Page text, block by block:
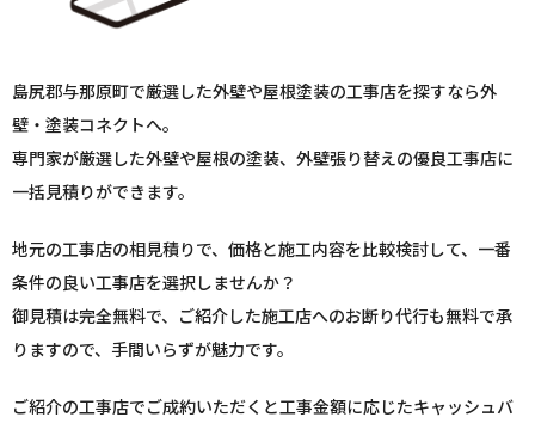
島尻郡与那原町で厳選した外壁や屋根塗装の工事店を探すなら外
壁・塗装コネクトへ。
専門家が厳選した外壁や屋根の塗装、外壁張り替えの優良工事店に
一括見積りができます。
地元の工事店の相見積りで、価格と施工内容を比較検討して、一番
条件の良い工事店を選択しませんか？
御見積は完全無料で、ご紹介した施工店へのお断り代行も無料で承
りますので、手間いらずが魅力です。
ご紹介の工事店でご成約いただくと工事金額に応じたキャッシュバ